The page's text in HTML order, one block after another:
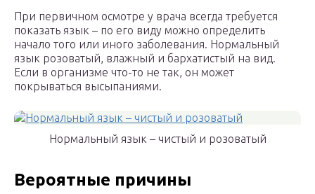
При первичном осмотре у врача всегда требуется
показать язык – по его виду можно определить
начало того или иного заболевания. Нормальный
язык розоватый, влажный и бархатистый на вид.
Если в организме что-то не так, он может
покрываться высыпаниями.
Нормальный язык – чистый и розоватый
Вероятные причины